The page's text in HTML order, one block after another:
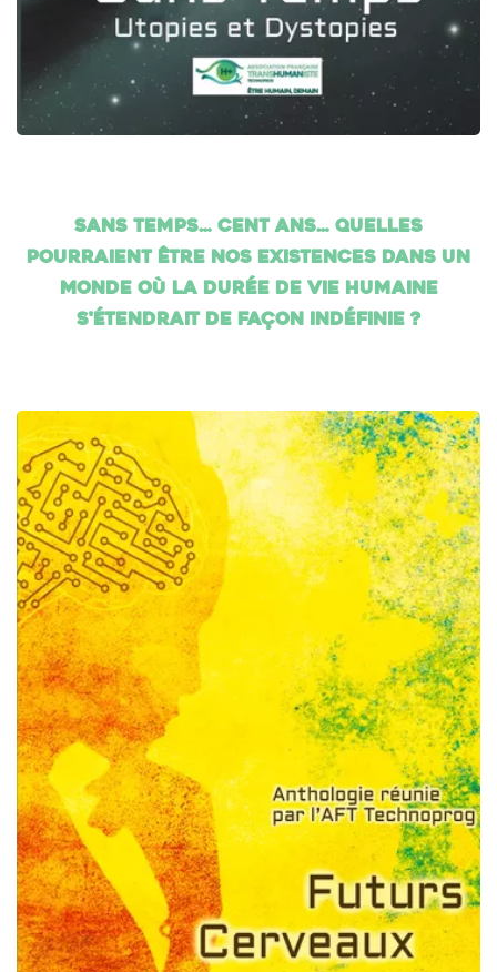
Sans temps… cent ans… Quelles
pourraient être nos existences dans un
monde où la durée de vie humaine
s'étendrait de façon indéfinie ?